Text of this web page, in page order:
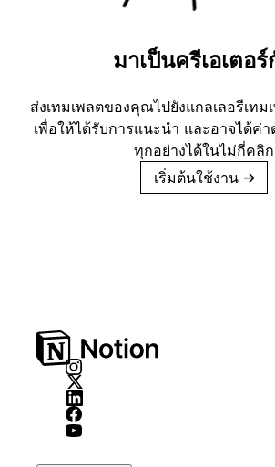
มาเป็นครีเอเตอ
ส่งเทมเพลตของคุณไปยังแกลเลอรีเท
เพื่อให้ได้รับการแนะนำ และอาจได้ค่
ทุกอย่างได้ในไม่กี่คลิก
เริ่มต้นใช้งาน →